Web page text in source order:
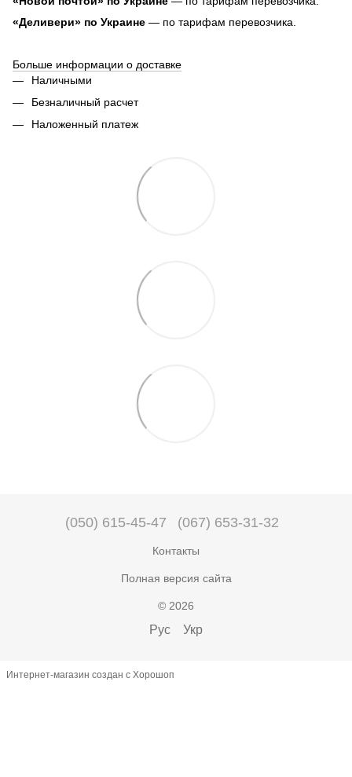
«Деливери» по Украине — по тарифам перевозчика.
Больше информации о доставке
Наличными
Безналичный расчет
Наложенный платеж
(050) 615-45-47 (067) 653-31-32
Контакты
Полная версия сайта
© 2026
Рус Укр
Интернет-магазин создан с Хорошоп